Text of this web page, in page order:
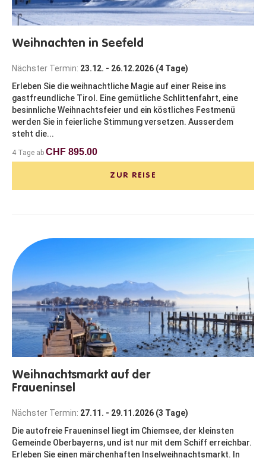
Weihnachten in Seefeld
Nächster Termin: 23.12. - 26.12.2026 (4 Tage)
Erleben Sie die weihnachtliche Magie auf einer Reise ins
gastfreundliche Tirol. Eine gemütliche Schlittenfahrt, eine
besinnliche Weihnachtsfeier und ein köstliches Festmenü
werden Sie in feierliche Stimmung versetzen. Ausserdem
steht die...
4 Tage ab CHF 895.00
ZUR REISE
Weihnachtsmarkt auf der
Fraueninsel
Nächster Termin: 27.11. - 29.11.2026 (3 Tage)
Die autofreie Fraueninsel liegt im Chiemsee, der kleinsten
Gemeinde Oberbayerns, und ist nur mit dem Schiff erreichbar.
Erleben Sie einen märchenhaften Inselweihnachtsmarkt. In